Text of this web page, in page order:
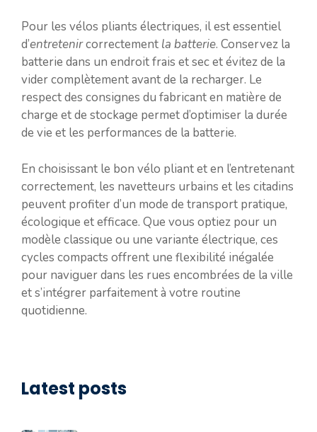
Pour les vélos pliants électriques, il est essentiel
d’entretenircorrectement la batterie. Conservez la
batterie dans un endroit frais et sec et évitez de la
vider complètement avant de la recharger. Le
respect des consignes du fabricant en matière de
charge et de stockage permet d’optimiser la durée
de vie et les performances de la batterie.
En choisissant le bon vélo pliant et en l’entretenant
correctement, les navetteurs urbains et les citadins
peuvent profiter d’un mode de transport pratique,
écologique et efficace. Que vous optiez pour un
modèle classique ou une variante électrique, ces
cycles compacts offrent une flexibilité inégalée
pour naviguer dans les rues encombrées de la ville
et s’intégrer parfaitement à votre routine
quotidienne.
Latest posts